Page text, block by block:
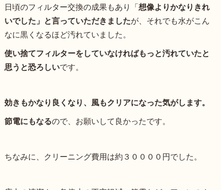
日頃のフィルター交換の成果もあり「想像よりかなりきれ
いでした」と言っていただきましたが、それでも水がこん
なに黒くなるほど汚れていました。
使い捨てフィルターをしていなければもっと汚れていたと
思うと恐ろしいです。
効きもかなり良くなり、風もクリアになった気がします。
節電にもなるので、お願いして良かったです。
ちなみに、クリーニング費用は約３００００円でした。